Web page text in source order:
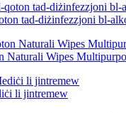
tad-diżinfezzjoni bl-
Naturali Wipes
li jintremew